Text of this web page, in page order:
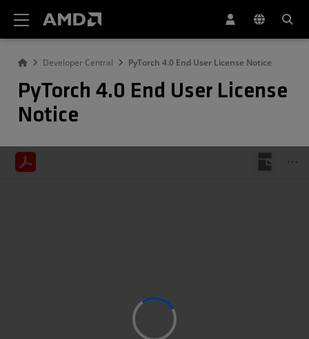
Developer Central PyTorch 4.0 End User License Notice
PyTorch 4.0 End User License
Notice